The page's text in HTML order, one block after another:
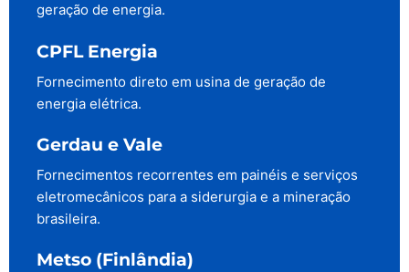
geração de energia.
CPFL Energia
Fornecimento direto em usina de geração de
energia elétrica.
Gerdau e Vale
Fornecimentos recorrentes em painéis e serviços
eletromecânicos para a siderurgia e a mineração
brasileira.
Metso (Finlândia)